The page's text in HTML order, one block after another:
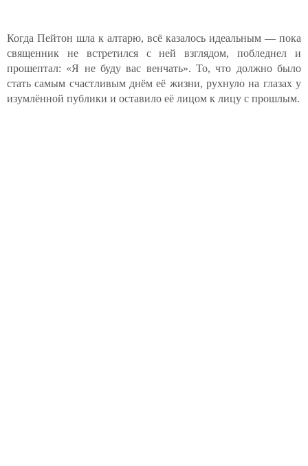
Когда Пейтон шла к алтарю, всё казалось идеальным — пока
священник не встретился с ней взглядом, побледнел и
прошептал: «Я не буду вас венчать». То, что должно было
стать самым счастливым днём её жизни, рухнуло на глазах у
изумлённой публики и оставило её лицом к лицу с прошлым.